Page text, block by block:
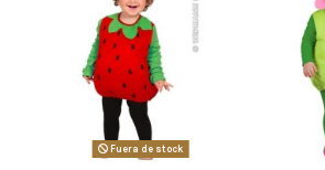
Fuera de stock